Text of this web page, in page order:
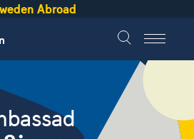
Abroad